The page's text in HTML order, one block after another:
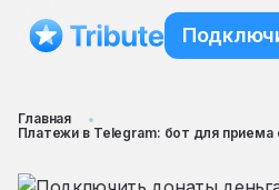
Главная
Платежи в Telegram: бот для приема